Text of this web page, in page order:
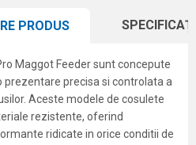
PRODUS
Maggot Feeder sunt concepute
precisa si controlata a
Aceste modele de cosulete
rezistente, oferind
ridicate in orice conditii de